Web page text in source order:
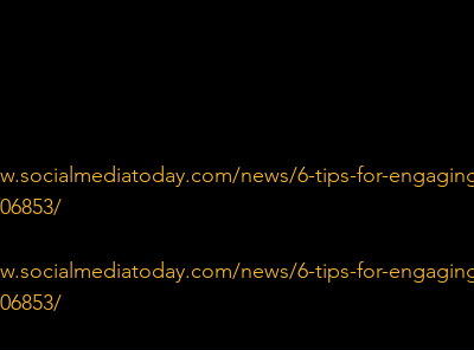
news/6-tips-for-
news/6-tips-for-